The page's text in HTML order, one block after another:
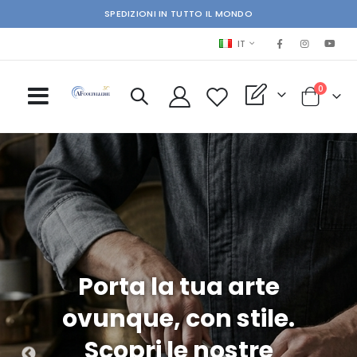
SPEDIZIONI IN TUTTO IL MONDO
LINGUA
IT
My Quote Cart
0elementi
Incisione gratuita
su tutte le
valigette e i
Porta la tua arte
ovunque, con stile.
Scopri le nostre
Vuoi un preventivo
veloce?